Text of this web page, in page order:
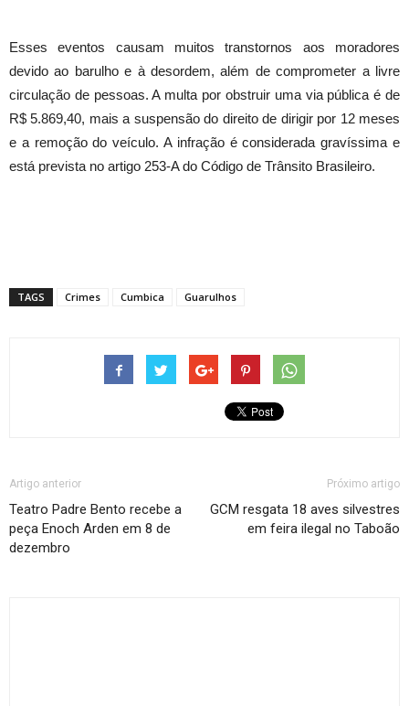
Esses eventos causam muitos transtornos aos moradores
devido ao barulho e à desordem, além de comprometer a livre
circulação de pessoas. A multa por obstruir uma via pública é de
R$ 5.869,40, mais a suspensão do direito de dirigir por 12 meses
e a remoção do veículo. A infração é considerada gravíssima e
está prevista no artigo 253-A do Código de Trânsito Brasileiro.
TAGS Crimes Cumbica Guarulhos
Artigo anterior
Teatro Padre Bento recebe a
peça Enoch Arden em 8 de
dezembro
Próximo artigo
GCM resgata 18 aves silvestres
em feira ilegal no Taboão